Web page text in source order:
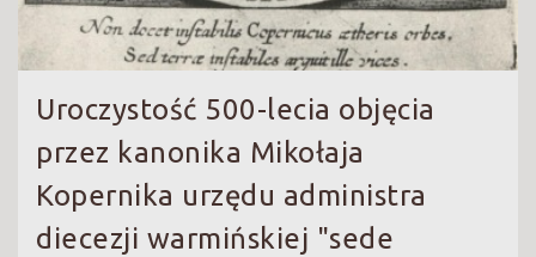
Uroczystość 500-lecia objęcia
przez kanonika Mikołaja
Kopernika urzędu administra
diecezji warmińskiej "sede